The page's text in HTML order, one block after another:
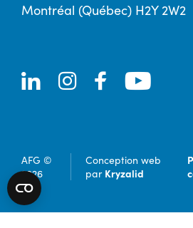
Montréal (Québec) H2Y 2W2
AFG ©
2026
Conception web
par Kryzalid